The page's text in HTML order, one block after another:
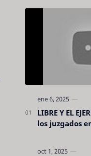
LIBRE Y EL
los juzgados